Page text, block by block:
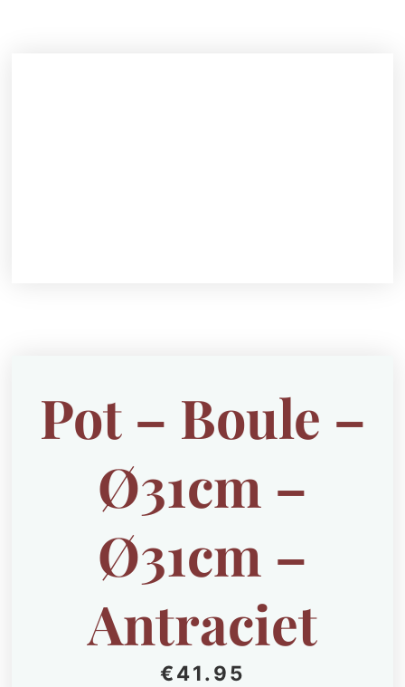
Pot – Boule –
Ø31cm –
Ø31cm –
Antraciet
€41.95